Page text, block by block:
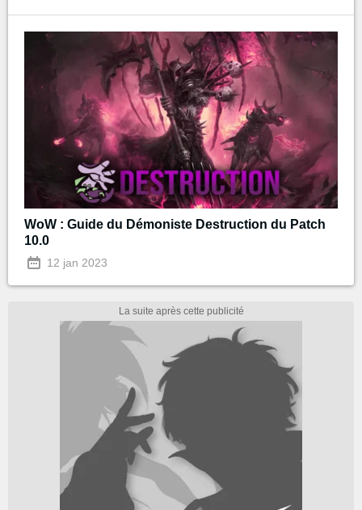
WoW : Guide du Démoniste Destruction du Patch
10.0
12 jan 2023